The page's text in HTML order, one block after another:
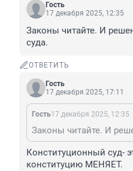
Гость
17 декабря 2025, 12:35
Законы читайте. И
суда.
ОТВЕТИТЬ
Гость
17 декабря 2025, 17:11
Гость17 декабря 2025, 12:35
Конституционный суд-
конституцию МЕНЯЕТ.